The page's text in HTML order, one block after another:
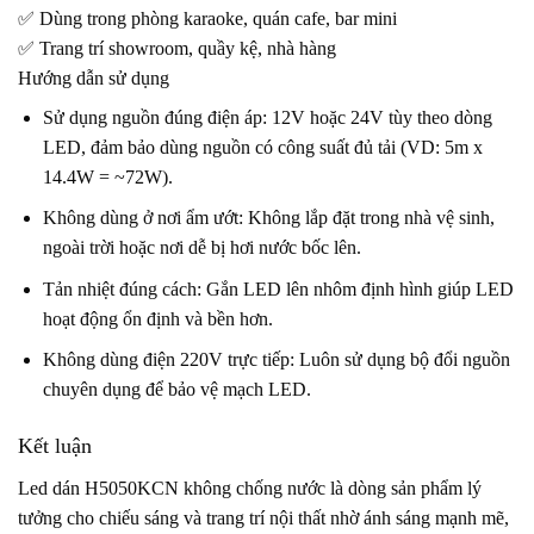
✅ Dùng trong phòng karaoke, quán cafe, bar mini
✅ Trang trí showroom, quầy kệ, nhà hàng
Hướng dẫn sử dụng
Sử dụng nguồn đúng điện áp: 12V hoặc 24V tùy theo dòng
LED, đảm bảo dùng nguồn có công suất đủ tải (VD: 5m x
14.4W = ~72W).
Không dùng ở nơi ẩm ướt: Không lắp đặt trong nhà vệ sinh,
ngoài trời hoặc nơi dễ bị hơi nước bốc lên.
Tản nhiệt đúng cách: Gắn LED lên nhôm định hình giúp LED
hoạt động ổn định và bền hơn.
Không dùng điện 220V trực tiếp: Luôn sử dụng bộ đổi nguồn
chuyên dụng để bảo vệ mạch LED.
Kết luận
Led dán H5050KCN không chống nước là dòng sản phẩm lý
tưởng cho chiếu sáng và trang trí nội thất nhờ ánh sáng mạnh mẽ,